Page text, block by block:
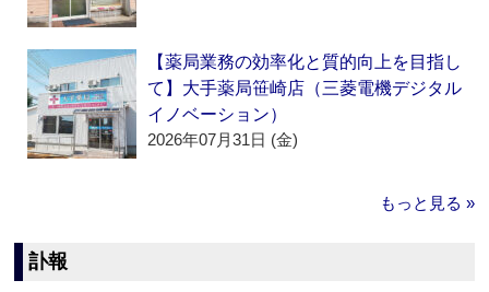
【薬局業務の効率化と質的向上を目指し
て】大手薬局笹崎店（三菱電機デジタル
イノベーション）
2026年07月31日 (金)
もっと見る »
訃報